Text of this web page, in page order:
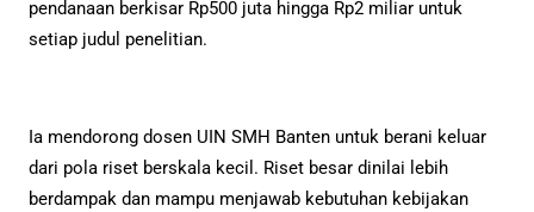
pendanaan berkisar Rp500 juta hingga Rp2 miliar untuk
setiap judul penelitian.
Ia mendorong dosen UIN SMH Banten untuk berani keluar
dari pola riset berskala kecil. Riset besar dinilai lebih
berdampak dan mampu menjawab kebutuhan kebijakan